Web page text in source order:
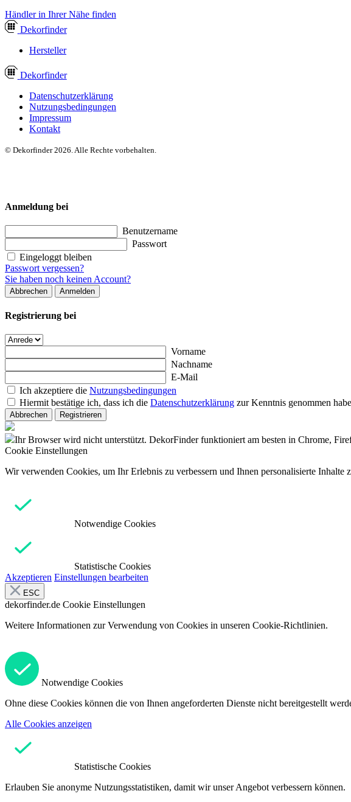
Händler in Ihrer Nähe finden
Dekorfinder
Hersteller
Dekorfinder
Datenschutzerklärung
Nutzungsbedingungen
Impressum
Kontakt
© Dekorfinder 2026. Alle Rechte vorbehalten.
Anmeldung bei
Benutzername
Passwort
Eingeloggt bleiben
Passwort vergessen?
Sie haben noch keinen Account?
Abbrechen Anmelden
Registrierung bei
Vorname
Nachname
E-Mail
Ich akzeptiere die Nutzungsbedingungen
Hiermit bestätige ich, dass ich die Datenschutzerklärung zur Kenntnis genommen
Abbrechen Registrieren
Ihr Browser wird nicht unterstützt. DekorFinder funktioniert am besten in Chrome,
Cookie Einstellungen
Wir verwenden Cookies, um Ihr Erlebnis zu verbessern und Ihnen personalisierte
Notwendige Cookies
Statistische Cookies
Akzeptieren Einstellungen bearbeiten
ESC
dekorfinder.de Cookie Einstellungen
Weitere Informationen zur Verwendung von Cookies in unseren Cookie-Richtlinien.
Notwendige Cookies
Ohne diese Cookies können die von Ihnen angeforderten Dienste nicht bereitgestellt
Alle Cookies anzeigen
Statistische Cookies
Erlauben Sie anonyme Nutzungsstatistiken, damit wir unser Angebot verbessern können.